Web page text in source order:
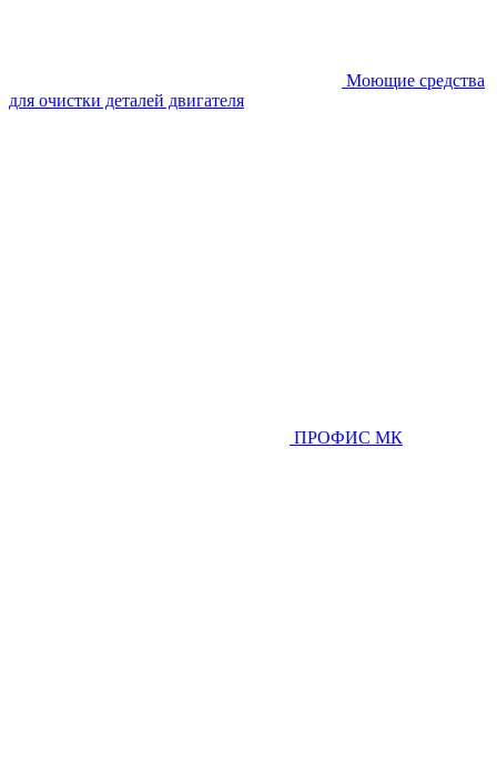
Моющие средства
для очистки деталей двигателя
ПРОФИС МК